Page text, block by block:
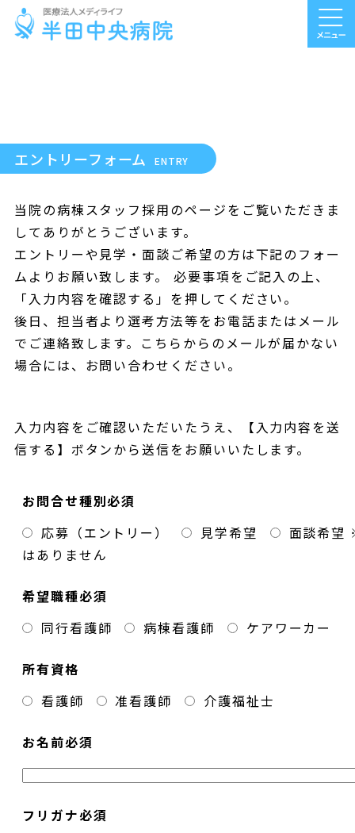
エントリーフォーム ENTRY
当院の病棟スタッフ採用のページをご覧いただきま
してありがとうございます。
エントリーや見学・面談ご希望の方は下記のフォー
ムよりお願い致します。 必要事項をご記入の上、
「入力内容を確認する」を押してください。
後日、担当者より選考方法等をお電話またはメール
でご連絡致します。こちらからのメールが届かない
場合には、お問い合わせください。
入力内容をご確認いただいたうえ、【入力内容を送
信する】ボタンから送信をお願いいたします。
お問合せ種別必須
応募（エントリー）
見学希望 面談希望
はありません
希望職種必須
同行看護師
病棟看護師 ケアワーカー
所有資格
看護師
准看護師 介護福祉士
お名前必須
フリガナ必須